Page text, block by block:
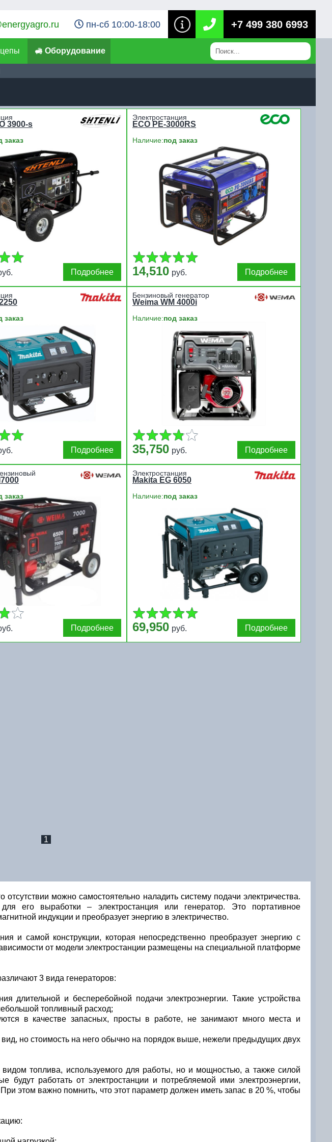
пн-сб 10:00-18:00 +7 499 380 6993
Оборудование
3900-s
заказ
Подробнее
Электростанция
ECO PE-3000RS
Наличие:под заказ
14,510 руб. Подробнее
заказ
Подробнее
Бензиновый генератор
Weima WM 4000i
Наличие:под заказ
35,750 руб. Подробнее
заказ
Подробнее
Электростанция
Makita EG 6050
Наличие:под заказ
69,950 руб. Подробнее
1
можно самостоятельно наладить систему подачи электричества.
его выработки – электростанция или генератор. Это портативное
индукции и преобразует энергию в электричество.
и самой конструкции, которая непосредственно преобразует энергию с
от модели электростанции размещены на специальной платформе
3 вида генераторов:
длительной и бесперебойной подачи электроэнергии. Такие устройства
топливный расход;
в качестве запасных, просты в работе, не занимают много места и
но стоимость на него обычно на порядок выше, нежели предыдущих двух
топлива, используемого для работы, но и мощностью, а также силой
будут работать от электростанции и потребляемой ими электроэнергии,
этом важно помнить, что этот параметр должен иметь запас в 20 %, чтобы